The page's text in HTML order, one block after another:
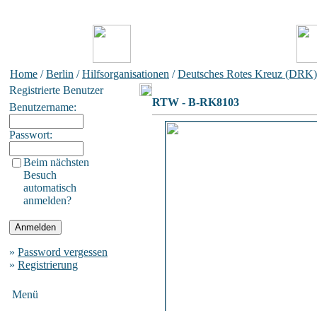
Home /Berlin /Hilfsorganisationen /Deutsches Rotes Kreuz (DRK)
Registrierte Benutzer
Benutzername:
Passwort:
Beim nächsten
Besuch
automatisch
anmelden?
» Password vergessen
» Registrierung
Menü
RTW - B-RK8103